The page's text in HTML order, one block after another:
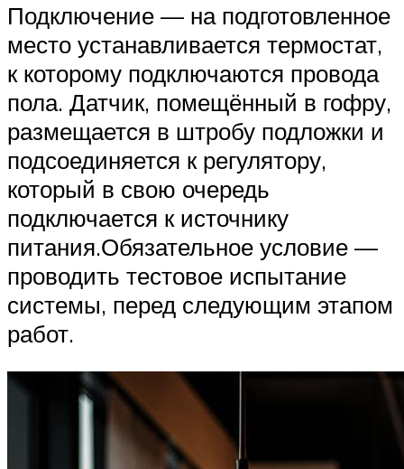
Подключение — на подготовленное
место устанавливается термостат,
к которому подключаются провода
пола. Датчик, помещённый в гофру,
размещается в штробу подложки и
подсоединяется к регулятору,
который в свою очередь
подключается к источнику
питания.Обязательное условие —
проводить тестовое испытание
системы, перед следующим этапом
работ.